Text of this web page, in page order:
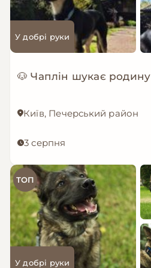
У добрі руки
🐶 Чаплін шукає родину
Київ, Печерський район
3 серпня
ТОП
У добрі руки